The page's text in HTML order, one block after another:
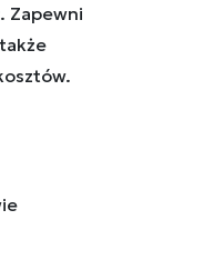
Zapewni